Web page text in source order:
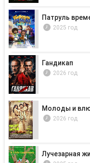
Патруль
2025 год
Гандикап
2026 год
Молоды и
2026 год
Лучезарная